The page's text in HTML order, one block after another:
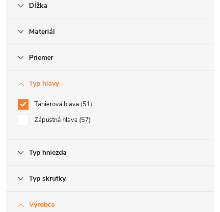
Dĺžka
Materiál
Priemer
Typ hlavy
Tanierová hlava 51
Zápustná hlava 57
Typ hniezda
Typ skrutky
Výrobca